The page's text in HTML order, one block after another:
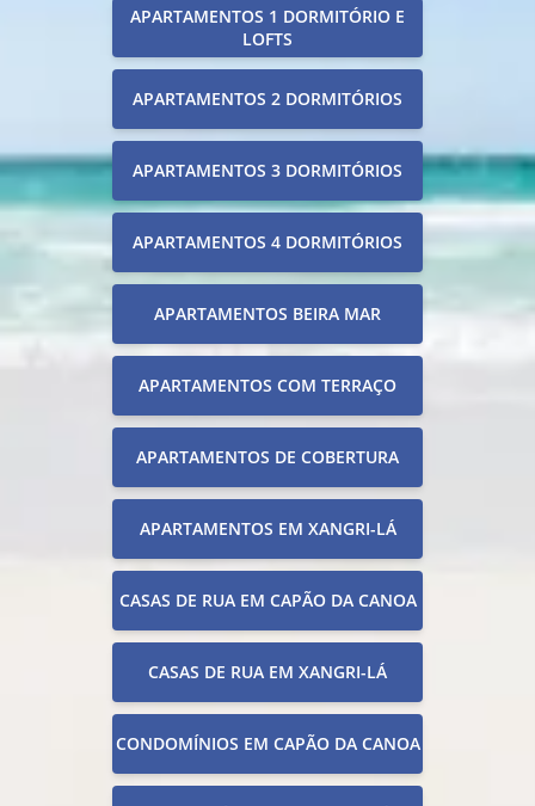
APARTAMENTOS 1 DORMITÓRIO E
LOFTS
APARTAMENTOS 2 DORMITÓRIOS
APARTAMENTOS 3 DORMITÓRIOS
APARTAMENTOS 4 DORMITÓRIOS
APARTAMENTOS BEIRA MAR
APARTAMENTOS COM TERRAÇO
APARTAMENTOS DE COBERTURA
APARTAMENTOS EM XANGRI-LÁ
CASAS DE RUA EM CAPÃO DA CANOA
CASAS DE RUA EM XANGRI-LÁ
CONDOMÍNIOS EM CAPÃO DA CANOA